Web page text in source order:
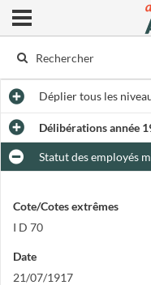
Ouvrir le menu déroulant
Dépliertous les
Délibérations année
Statut des employés
Cote/Cotes extrêmes
I D 70
Date
21/07/1917